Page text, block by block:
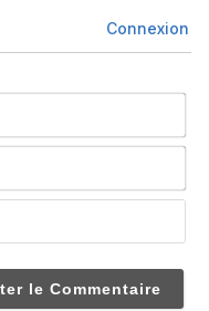
Connexion